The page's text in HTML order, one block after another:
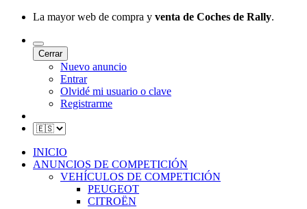
La mayor web de compra y venta de Coches de Rally.
Cerrar
Nuevo anuncio
Entrar
Olvidé mi usuario o clave
Registrarme
INICIO
ANUNCIOS DE COMPETICIÓN
VEHÍCULOS DE COMPETICIÓN
PEUGEOT
CITROËN